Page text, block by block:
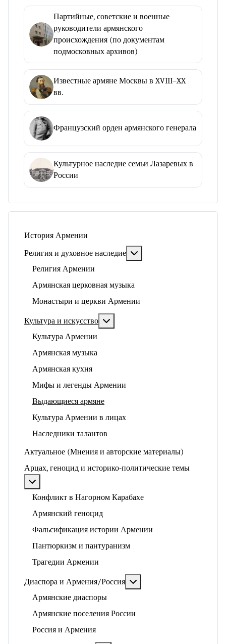
История Армении
Религия и духовное наследие
Религия Армении
Армянская церковная музыка
Монастыри и церкви Армении
Культура и искусство
Культура Армении
Армянская музыка
Армянская кухня
Мифы и легенды Армении
Выдающиеся армяне
Культура Армении в лицах
Наследники талантов
Актуальное (Мнения и авторские материалы)
Арцах, геноцид и историко-политические темы
Конфликт в Нагорном Карабахе
Армянский геноцид
Фальсификация истории Армении
Пантюркизм и пантуранизм
Трагедии Армении
Диаспора и Армения/Россия
Армянские диаспоры
Армянские поселения России
Россия и Армения
Партийные, советские и военные
руководители армянского
происхождения (по документам
подмосковных архивов)
Известные армяне Москвы в XVIII–XX
вв.
Французский орден армянского генерала
Культурное наследие семьи Лазаревых в
России